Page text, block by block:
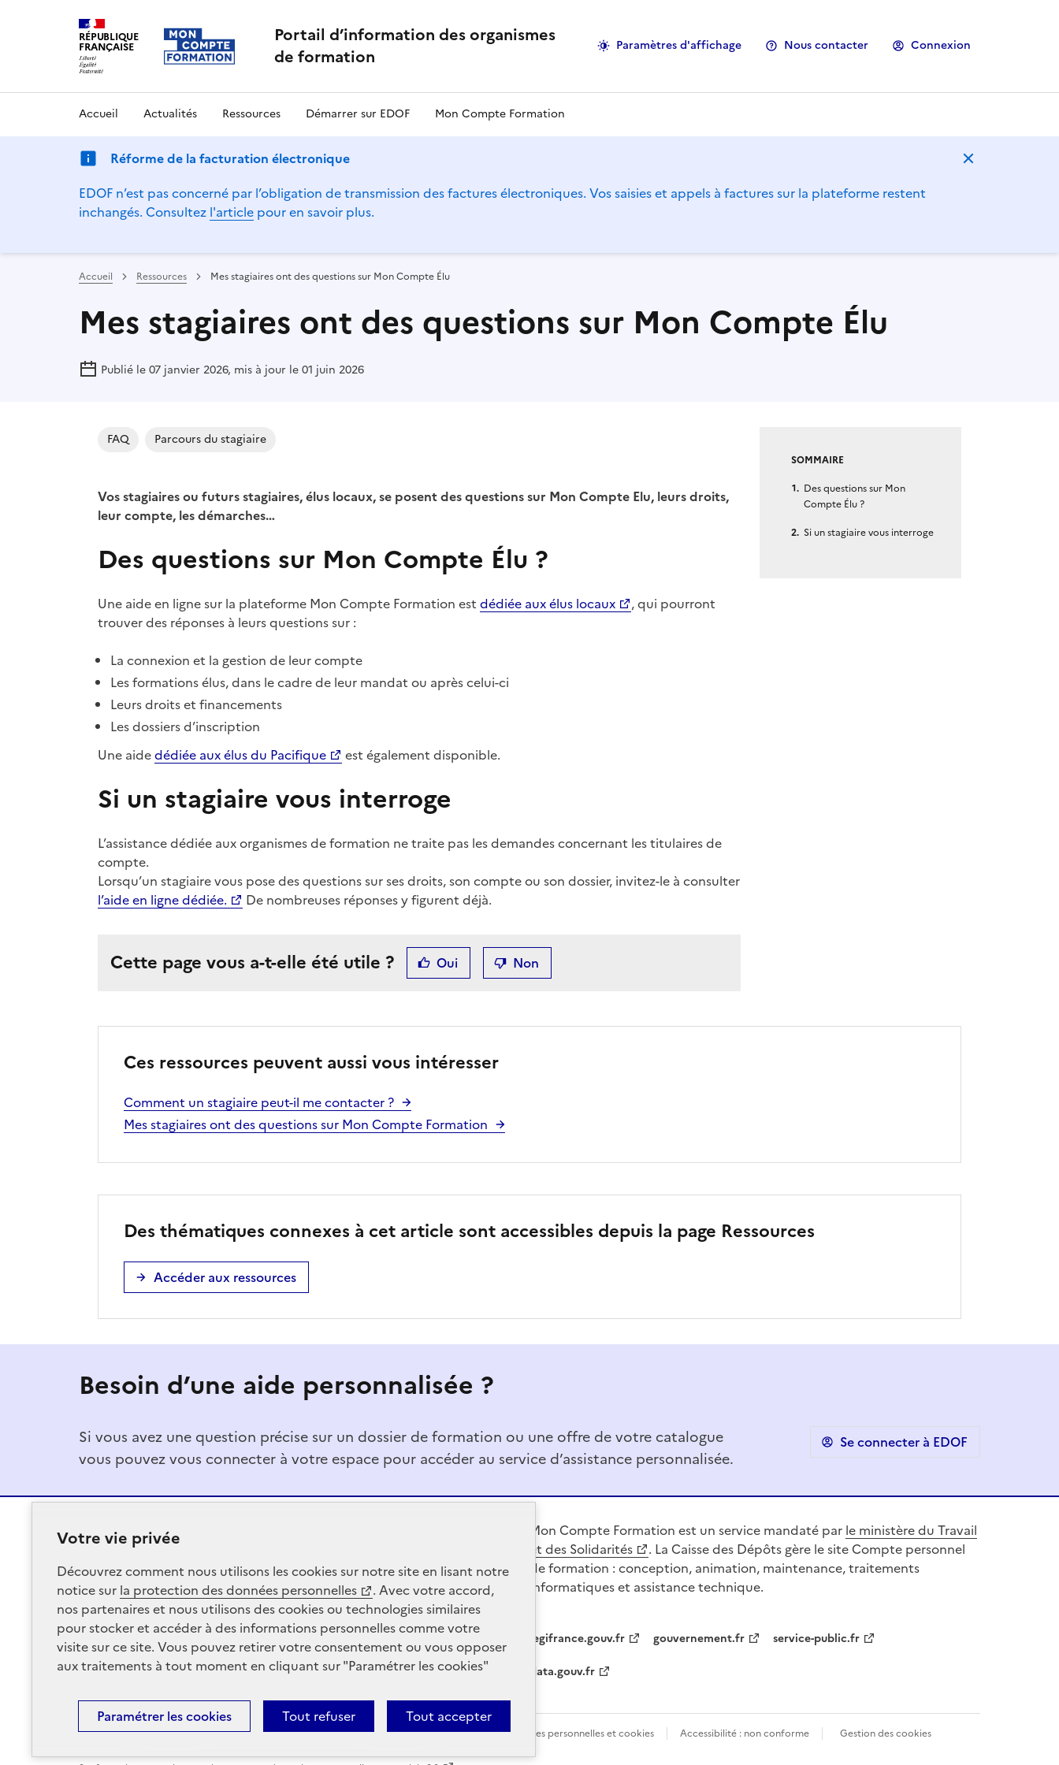
Votre vie privée
Découvrez comment nous utilisons lescookiessur notre site en lisant notre
notice sur la protection des données personnelles
. Avec votre accord,
nos partenaires et nous utilisons descookiesou technologies similaires
pour stocker et accéder à des informations personnelles comme votre
visite sur ce site. Vous pouvez retirer votre consentement ou vous opposer
aux traitements à tout moment en cliquant sur "Paramétrer lescookies"
Tout accepter
Tout refuser
Paramétrer lescookies
RÉPUBLIQUE
FRANÇAISE
Portail d’information des organismes
de formation
Paramètres d'affichage Nous contacter Connexion
Accueil Actualités Ressources Démarrer sur EDOF Mon Compte Formation
Réforme de la facturation électronique
EDOF n’est pas concerné par l’obligation de transmission des factures électroniques. Vos saisies et appels à factures sur la plateforme restent
inchangés. Consultez l'article pour en savoir plus.
Accueil Ressources Mes stagiaires ont des questions sur Mon Compte Élu
Mes stagiaires ont des questions sur Mon Compte Élu
Publié le 07 janvier 2026, mis à jour le 01 juin 2026
SOMMAIRE
Des questions sur Mon
Compte Élu ?
Si un stagiaire vous interroge
FAQ Parcours du stagiaire
Vos stagiaires ou futurs stagiaires, élus locaux, se posent des questions sur Mon Compte Elu, leurs droits,
leur compte, les démarches…
Des questions sur Mon Compte Élu ?
Une aide en ligne sur la plateforme Mon Compte Formation est dédiée aux élus locaux
, qui pourront
trouver des réponses à leurs questions sur :
La connexion et la gestion de leur compte
Les formations élus, dans le cadre de leur mandat ou après celui-ci
Leurs droits et financements
Les dossiers d’inscription
Une aidedédiée aux élus du Pacifique est également disponible.
Si un stagiaire vous interroge
L’assistance dédiée aux organismes de formation ne traite pas les demandes concernant les titulaires de
compte.
Lorsqu’un stagiaire vous pose des questions sur ses droits, son compte ou son dossier, invitez-le à consulter
l’aide en ligne dédiée.
De nombreuses réponses y figurent déjà.
Cette page vous a-t-elle été utile ? Oui Non
Ces ressources peuvent aussi vous intéresser
Comment un stagiaire peut-il me contacter ?
Mes stagiaires ont des questions sur Mon Compte Formation
Des thématiques connexes à cet article sont accessibles depuis la page Ressources
Accéder aux ressources
Besoin d’une aide personnalisée ?
Si vous avez une question précise sur un dossier de formation ou une offre de votre catalogue
vous pouvez vous connecter à votre espace pour accéder au service d’assistance personnalisée.
Se connecter à EDOF
FRANÇAISE
Mon Compte Formation est un service mandaté par le ministère du Travail
et des Solidarités
. La Caisse des Dépôts gère le site Compte personnel
de formation : conception, animation, maintenance, traitements
informatiques et assistance technique.
legifrance.gouv.fr gouvernement.fr
service-public.fr
data.gouv.fr
Plan du site Conditions Générales d’Utilisation Mentions légales Protection des données personnelles et cookies Accessibilité : non conforme Gestion des cookies